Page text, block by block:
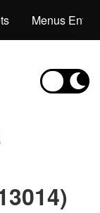
Menus Enfant